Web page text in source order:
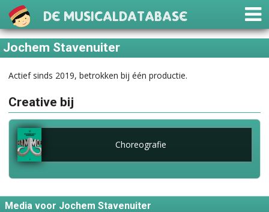
De Musicaldatabase
Jochem Stavenuiter
Actief sinds 2019, betrokken bij één productie.
Creative bij
Choreografie
Media voor Jochem Stavenuiter